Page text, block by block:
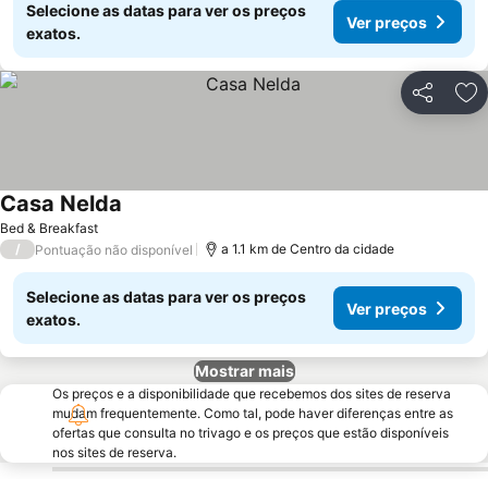
Selecione as datas para ver os preços
exatos.
Ver preços
Partilhar
Bed & Breakfast
Casa Nelda
/ Pontuação não disponível a 1.1 km de Centro da cidade
Selecione as datas para ver os preços
exatos.
Ver preços
Mostrar mais
Os preços e a disponibilidade que recebemos dos sites de reserva
mudam frequentemente. Como tal, pode haver diferenças entre as
ofertas que consulta no trivago e os preços que estão disponíveis
nos sites de reserva.